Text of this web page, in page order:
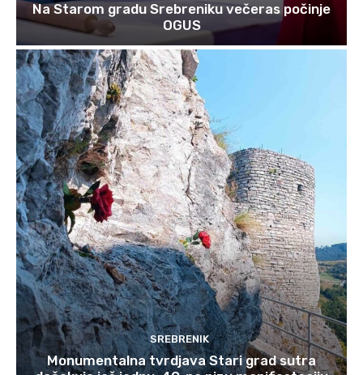
Na Starom gradu Srebreniku večeras počinje
OGUS
SREBRENIK
Monumentalna tvrdjava Stari grad sutra